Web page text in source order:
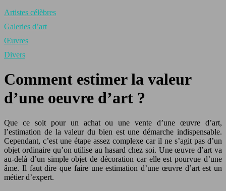
Artistes célèbres
Galeries d’art
Œuvres
Divers
Comment estimer la valeur
d’une oeuvre d’art ?
Que ce soit pour un achat ou une vente d’une œuvre d’art,
l’estimation de la valeur du bien est une démarche indispensable.
Cependant, c’est une étape assez complexe car il ne s’agit pas d’un
objet ordinaire qu’on utilise au hasard chez soi. Une œuvre d’art va
au-delà d’un simple objet de décoration car elle est pourvue d’une
âme. Il faut dire que faire une estimation d’une œuvre d’art est un
métier d’expert.